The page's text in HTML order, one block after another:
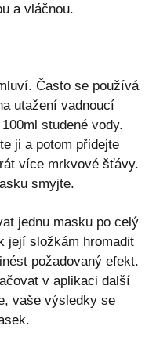
a vláčnou.
Často se používá
utažení vadnoucí
studené vody.
ji a potom přidejte
více mrkvové šťávy.
smyjte.
jednu masku po celý
její složkám hromadit
požadovaný efekt.
v aplikaci další
vaše výsledky se